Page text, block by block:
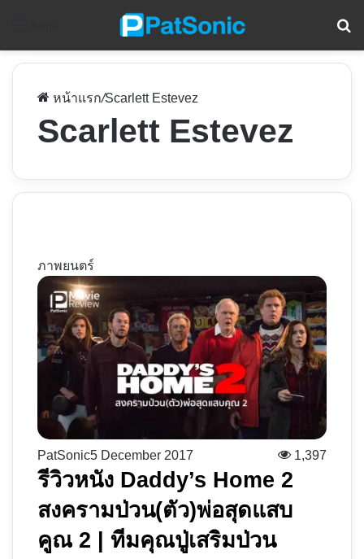
หน้าแรก/Scarlett Estevez
Scarlett Estevez
ภาพยนตร์
PatSonic5 December 2017 1,397
รีวิวหนัง Daddy’s Home 2
สงครามป่วน(ตัว)พ่อสุดแสบ
คูณ 2 | ทีมคุณปู่เสริมป่วน